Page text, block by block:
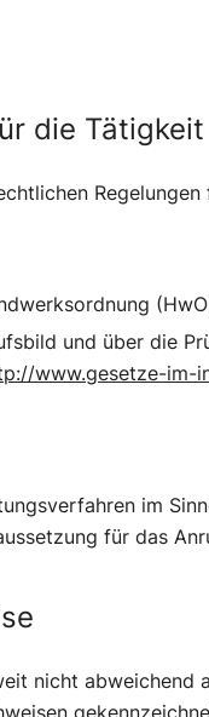
die
und über die
www.gesetze-im-
im
für das
nicht abweichend